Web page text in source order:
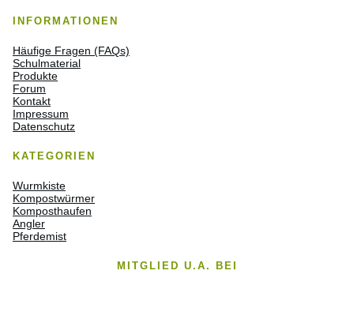
INFORMATIONEN
Häufige Fragen (FAQs)
Schulmaterial
Produkte
Forum
Kontakt
Impressum
Datenschutz
KATEGORIEN
Wurmkiste
Kompostwürmer
Komposthaufen
Angler
Pferdemist
MITGLIED U.A. BEI